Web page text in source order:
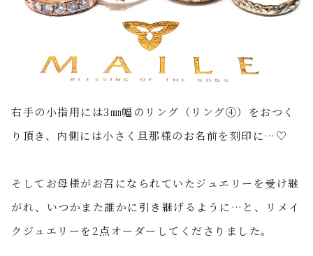
右手の小指用には3㎜幅のリング（リング④）をおつく
り頂き、内側には小さく旦那様のお名前を刻印に… ♡
そしてお母様がお召になられていたジュエリーを受け継
がれ、いつかまた誰かに引き継げるように … と、リメイ
クジュエリーを 2点オーダーしてくださりました。